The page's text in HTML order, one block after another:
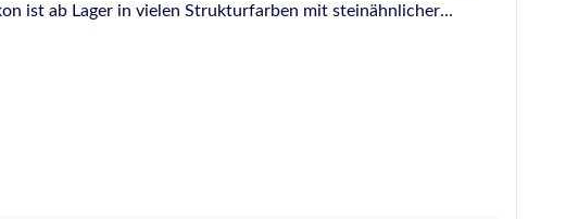
ist ab Lager in vielen Strukturfarben mit steinähnlicher
auch in einer matten Ausführung verfügbar. 20 Kartuschen
Kleben von Naturstein auf Metall, z.B. Treppenstufen auf
Abdichten von lackiertem und emailliertem Glas Zur